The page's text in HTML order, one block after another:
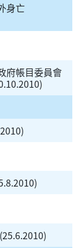
身亡
府帳目委員會